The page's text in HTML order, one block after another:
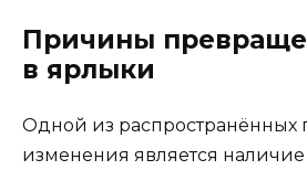
Причины
в ярлыки
Одной из распространённых
изменения является